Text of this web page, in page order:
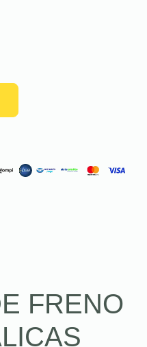
FRENO